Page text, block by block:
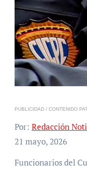
PUBLICIDAD / CONTENIDO
Por: Redacción
21 mayo, 2026
Funcionarios del Cuerpo de Investigaciones